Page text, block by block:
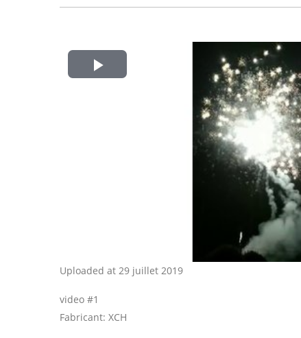
Play
Uploaded at 29 juillet 2019
video #1
Fabricant: XCH